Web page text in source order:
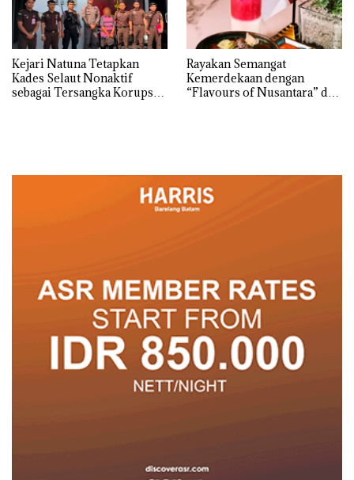
Kejari Natuna Tetapkan
Kades Selaut Nonaktif
sebagai Tersangka Korupsi
Rayakan Semangat
Kemerdekaan dengan
“Flavours of Nusantara” di